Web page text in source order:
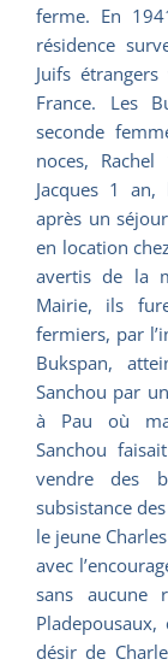
ferme. En
résidence
Juifs
France. Les
seconde
noces,
Jacques 1
après un
en location
avertis de la
Mairie, ils
fermiers, par
Bukspan,
Sanchou par
à Pau où
Sanchou
vendre des
subsistance
le jeune
avec
sans aucune
désir de